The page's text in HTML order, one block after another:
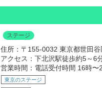
ステージ
住所：〒155-0032 東京都世田
アクセス：下北沢駅徒歩約5～6
営業時間：電話受付時間 16時〜
東京のステージ